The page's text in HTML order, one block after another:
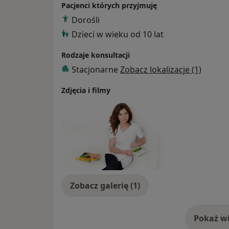
Ważnym elementem mojej pracy jest
i praktyki nie jest możliwe bycie dobrym
Zapraszam do zapoznania się z moimi
zaprezentowane w profilu znany lekarz.
wykształcenia i doświadczenia znajdziesz w
Pacjenci których przyjmuję
Dorośli
Dzieci w wieku od 10 lat
Rodzaje konsultacji
Stacjonarne Zobacz lokalizacje (1)
Zdjęcia i filmy
Zobacz galerię (1)
Pokażo